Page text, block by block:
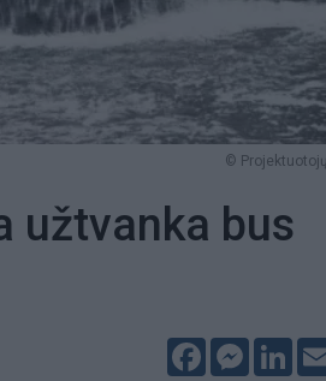
©
užtvanka bus
Facebook